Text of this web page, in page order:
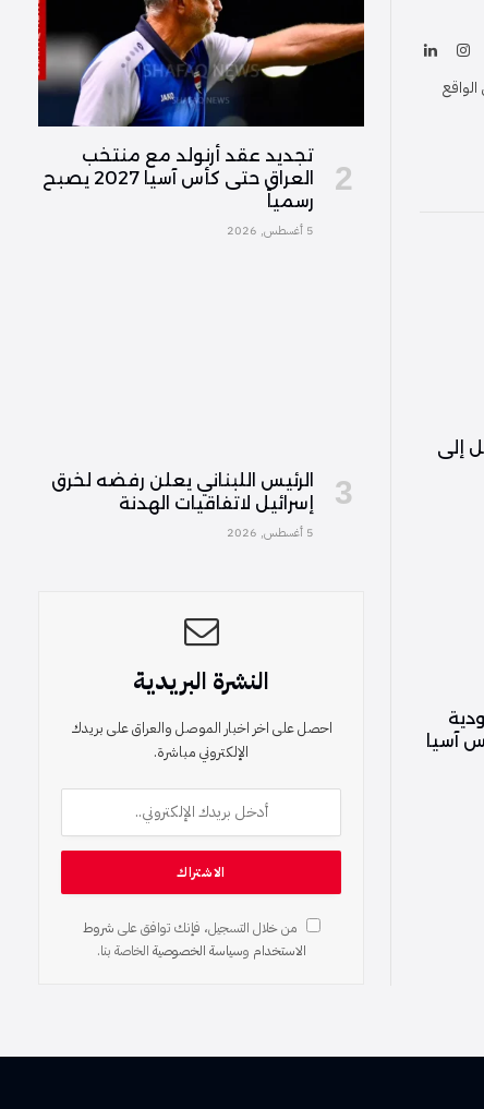
الانستغرام
لينكدإن
إلى
آسيا
تجديد عقد أرنولد مع منتخب
العراق حتى كأس آسيا 2027 يصبح
رسمياً
5 أغسطس, 2026
الرئيس اللبناني يعلن رفضه لخرق
إسرائيل لاتفاقيات الهدنة
5 أغسطس, 2026
النشرة البريدية
احصل على اخر اخبار الموصل والعراق على بريدك
الإلكتروني مباشرة.
من خلال التسجيل، فإنك توافق على شروط
الاستخدام وسياسة الخصوصية الخاصة بنا.